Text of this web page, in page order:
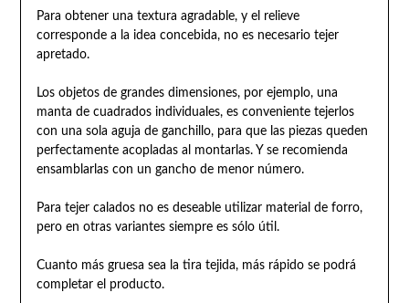
Para obtener una textura agradable, y el relieve
corresponde a la idea concebida, no es necesario tejer
apretado.
Los objetos de grandes dimensiones, por ejemplo, una
manta de cuadrados individuales, es conveniente tejerlos
con una sola aguja de ganchillo, para que las piezas queden
perfectamente acopladas al montarlas. Y se recomienda
ensamblarlas con un gancho de menor número.
Para tejer calados no es deseable utilizar material de forro,
pero en otras variantes siempre es sólo útil.
Cuanto más gruesa sea la tira tejida, más rápido se podrá
completar el producto.